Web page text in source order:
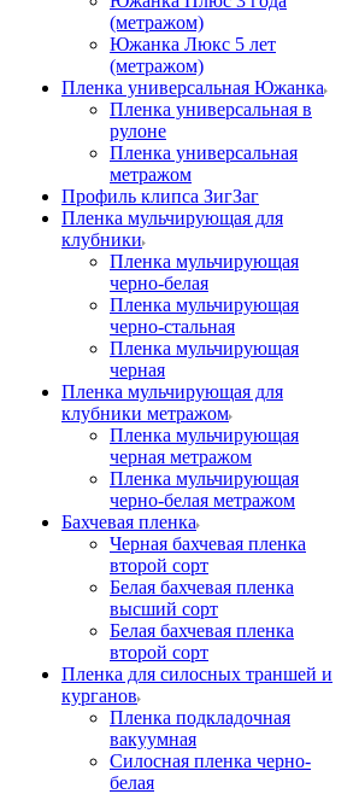
(метражом)
Южанка Люкс 5 лет
(метражом)
Пленка универсальная Южанка
Пленка универсальная в
рулоне
Пленка универсальная
метражом
Профиль клипса ЗигЗаг
Пленка мульчирующая для
клубники
Пленка мульчирующая
черно-белая
Пленка мульчирующая
черно-стальная
Пленка мульчирующая
черная
Пленка мульчирующая для
клубники метражом
Пленка мульчирующая
черная метражом
Пленка мульчирующая
черно-белая метражом
Бахчевая пленка
Черная бахчевая пленка
второй сорт
Белая бахчевая пленка
высший сорт
Белая бахчевая пленка
второй сорт
Пленка для силосных траншей и
курганов
Пленка подкладочная
вакуумная
Силосная пленка черно-
белая